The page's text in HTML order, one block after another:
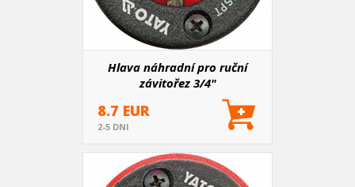
Hlava náhradní pro ruční
závitořez 3/4"
8.7 EUR
2-5 DNI